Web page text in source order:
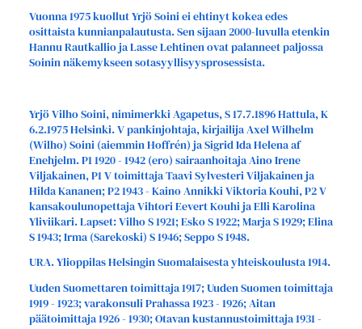
Vuonna 1975 kuollut Yrjö Soini ei ehtinyt kokea edes
osittaista kunnianpalautusta. Sen sijaan 2000-luvulla etenkin
Hannu Rautkallio ja Lasse Lehtinen ovat palanneet paljossa
Soinin näkemykseen sotasyyllisyysprosessista.
Yrjö Vilho Soini, nimimerkki Agapetus, S 17.7.1896 Hattula, K
6.2.1975 Helsinki. V pankinjohtaja, kirjailija Axel Wilhelm
(Wilho) Soini (aiemmin Hoffrén) ja Sigrid Ida Helena af
Enehjelm. P1 1920 - 1942 (ero) sairaanhoitaja Aino Irene
Viljakainen, P1 V toimittaja Taavi Sylvesteri Viljakainen ja
Hilda Kananen; P2 1943 - Kaino Annikki Viktoria Kouhi, P2 V
kansakoulunopettaja Vihtori Eevert Kouhi ja Elli Karolina
Yliviikari. Lapset: Vilho S 1921; Esko S 1922; Marja S 1929; Elina
S 1943; Irma (Sarekoski) S 1946; Seppo S 1948.
URA. Ylioppilas Helsingin Suomalaisesta yhteiskoulusta 1914.
Uuden Suomettaren toimittaja 1917; Uuden Suomen toimittaja
1919 - 1923; varakonsuli Prahassa 1923 - 1926; Aitan
päätoimittaja 1926 - 1930; Otavan kustannustoimittaja 1931 -